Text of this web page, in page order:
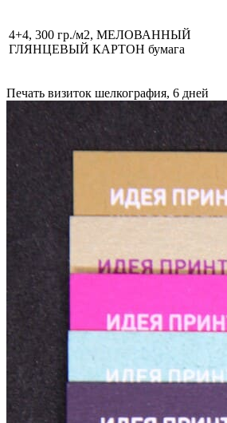
4+4, 300 гр./м2, МЕЛОВАННЫЙ
ГЛЯНЦЕВЫЙ КАРТОН бумага
Печать визиток шелкография, 6 дней